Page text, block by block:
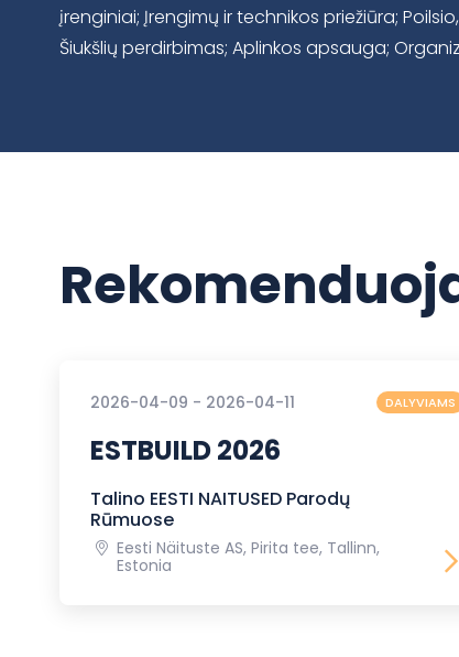
įrenginiai; Įrengimų ir technikos priežiūra;
Šiukšlių perdirbimas; Aplinkos apsauga;
2026-04-09 - 2026-04-11 DALYVIAMS
ESTBUILD 2026
Talino EESTI NAITUSED Parodų
Rūmuose
Eesti Näituste AS, Pirita tee, Tallinn,
Estonia